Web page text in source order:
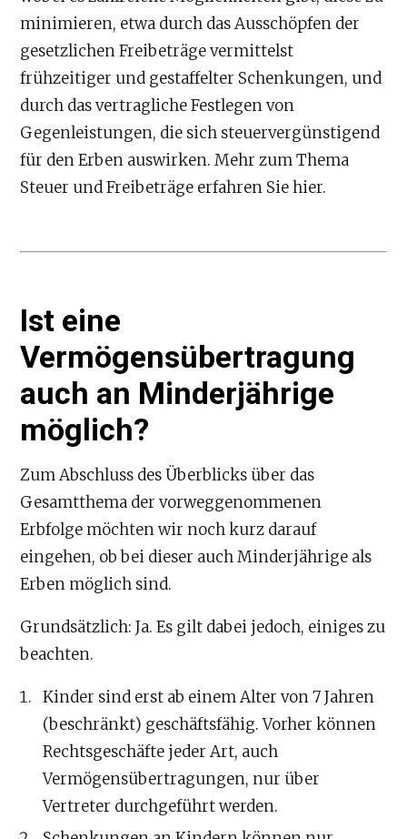
minimieren, etwa durch das Ausschöpfen der
gesetzlichen Freibeträge vermittelst
frühzeitiger und gestaffelter Schenkungen, und
durch das vertragliche Festlegen von
Gegenleistungen, die sich steuervergünstigend
für den Erben auswirken. Mehr zum Thema
Steuer und Freibeträge erfahren Sie hier.
Ist eine
Vermögensübertragung
auch an Minderjährige
möglich?
Zum Abschluss des Überblicks über das
Gesamtthema der vorweggenommenen
Erbfolge möchten wir noch kurz darauf
eingehen, ob bei dieser auch Minderjährige als
Erben möglich sind.
Grundsätzlich: Ja. Es gilt dabei jedoch, einiges zu
beachten.
Kinder sind erst ab einem Alter von 7 Jahren
(beschränkt) geschäftsfähig. Vorher können
Rechtsgeschäfte jeder Art, auch
Vermögensübertragungen, nur über
Vertreter durchgeführt werden.